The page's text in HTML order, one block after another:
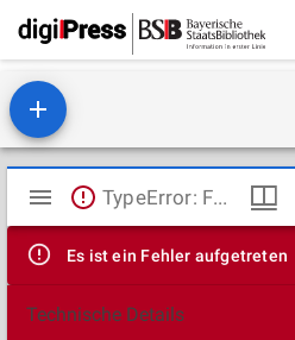
Mirador
Viewer
TypeError: Failed to fetch
Es ist ein Fehler aufgetreten
Technische Details